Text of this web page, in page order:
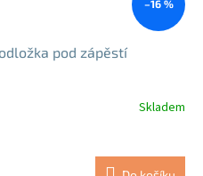
–16 %
pod zápěstí
Skladem